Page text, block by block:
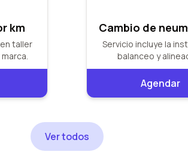
km
taller
Cambio de
Servicio incluye la
balanceo y
Agendar
Ver todos